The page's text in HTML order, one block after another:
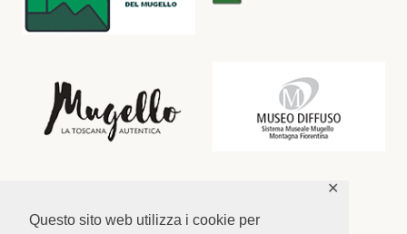
Questo sito web utilizza i cookie per
✕